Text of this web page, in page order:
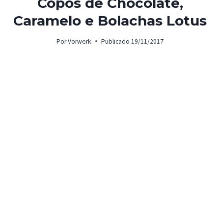
Caramelo e Bolachas Lotus
PorVorwerk Publicado 19/11/2017